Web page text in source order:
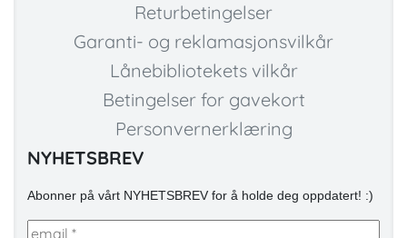
Returbetingelser
Garanti- og reklamasjonsvilkår
Lånebibliotekets vilkår
Betingelser for gavekort
Personvernerklæring
NYHETSBREV
Abonner på vårt NYHETSBREV for å holde deg oppdatert! :)